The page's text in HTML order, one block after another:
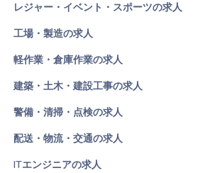
レジャー・イベント・スポーツの求人
工場・製造の求人
軽作業・倉庫作業の求人
建築・土木・建設工事の求人
警備・清掃・点検の求人
配送・物流・交通の求人
ITエンジニアの求人